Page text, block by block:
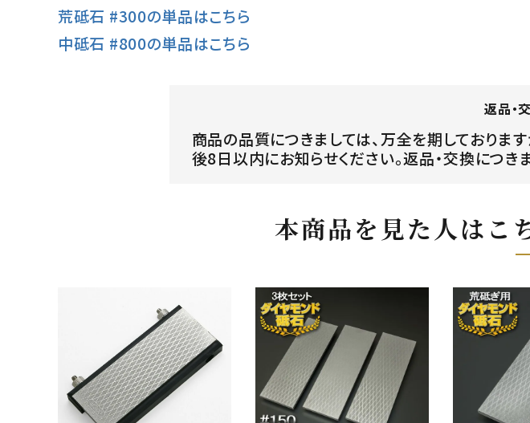
荒砥石 #300の単品はこちら
中砥石 #800の単品はこちら
返品・
商品の品質につきましては、万全を期しておりま
後8日以内にお知らせください。返品・交換につき
本商品を見た人はこ